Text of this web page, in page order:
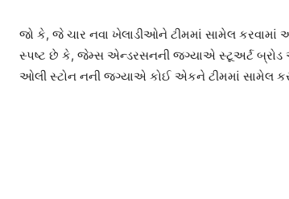
જો કે, જે ચાર નવા ખેલાડીઓને ટીમમાં સામેલ
સ્પષ્ટ છે કે, જેમ્સ એન્ડરસનની જગ્યાએ સ્ટૂઅર્ટ
ઓલી સ્ટોન નની જગ્યાએ કોઈ એકને ટીમમાં સામેલ